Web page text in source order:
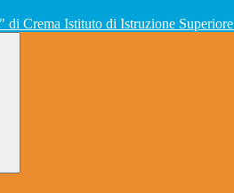
Istituto di Istruzione Superiore